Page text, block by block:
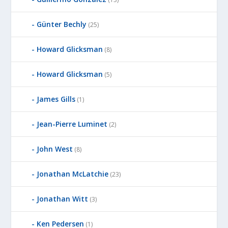
Günter Bechly (25)
Howard Glicksman (8)
Howard Glicksman (5)
James Gills (1)
Jean-Pierre Luminet (2)
John West (8)
Jonathan McLatchie (23)
Jonathan Witt (3)
Ken Pedersen (1)